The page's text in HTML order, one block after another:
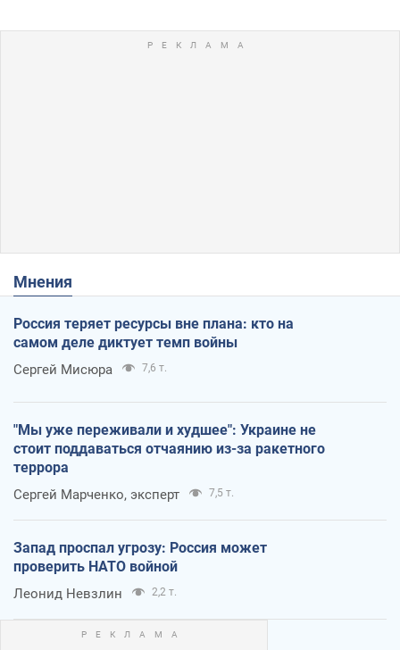
Мнения
Россия теряет ресурсы вне плана: кто на
самом деле диктует темп войны
Сергей Мисюра 7,6 т.
"Мы уже переживали и худшее": Украине не
стоит поддаваться отчаянию из-за ракетного
террора
Сергей Марченко, эксперт 7,5 т.
Запад проспал угрозу: Россия может
проверить НАТО войной
Леонид Невзлин 2,2 т.